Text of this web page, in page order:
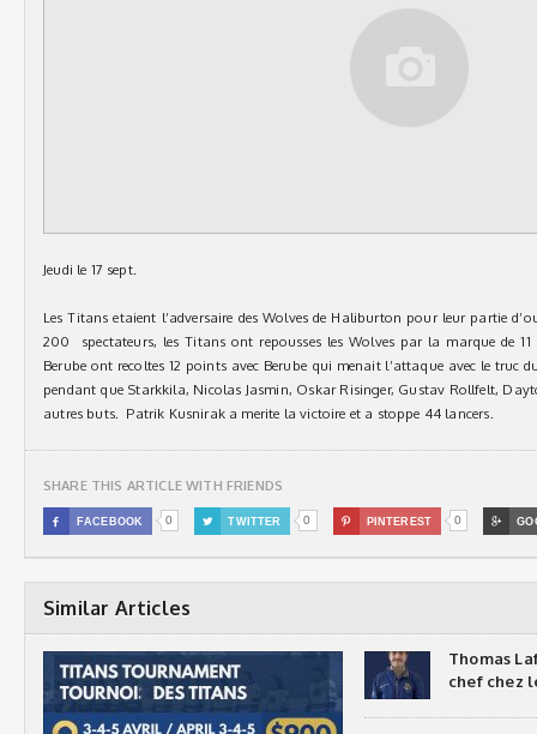
Jeudi le 17 sept.
Les Titans etaient l’adversaire des Wolves de Haliburton pour leur partie
200 spectateurs, les Titans ont repousses les Wolves par la marque de
Berube ont recoltes 12 points avec Berube qui menait l’attaque avec le truc
pendant que Starkkila, Nicolas Jasmin, Oskar Risinger, Gustav Rollfelt,
autres buts. Patrik Kusnirak a merite la victoire et a stoppe 44 lancers.
SHARE THIS ARTICLE WITH FRIENDS
 FACEBOOK 0  TWITTER 0  PINTEREST 0 
Similar Articles
Thomas
chef chez